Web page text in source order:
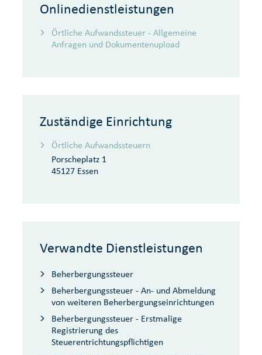
Onlinedienstleistungen
Örtliche Aufwandssteuer - Allgemeine
Anfragen und Dokumentenupload
Zuständige Einrichtung
Örtliche Aufwandssteuern
Porscheplatz 1
45127 Essen
Verwandte Dienstleistungen
Beherbergungssteuer
Beherbergungssteuer - An- und Abmeldung
von weiteren Beherbergungseinrichtungen
Beherbergungssteuer - Erstmalige
Registrierung des
Steuerentrichtungspflichtigen